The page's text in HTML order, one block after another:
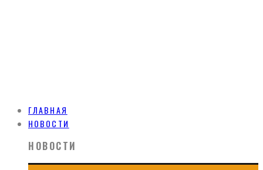
ГЛАВНАЯ
НОВОСТИ
НОВОСТИ